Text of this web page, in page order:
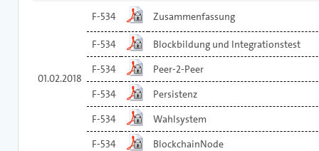
01.02.2018
F-534 Zusammenfassung
F-534
Blockbildung und Integrationstest
F-534
Peer-2-Peer
F-534
Persistenz
F-534
Wahlsystem
F-534
BlockchainNode